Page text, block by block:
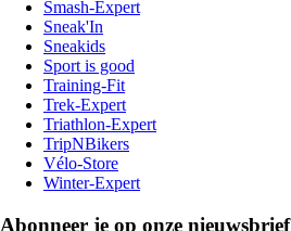
Smash-Expert
Sneak'In
Sneakids
Sport is good
Training-Fit
Trek-Expert
Triathlon-Expert
TripNBikers
Vélo-Store
Winter-Expert
Abonneer je op onze nieuwsbrief